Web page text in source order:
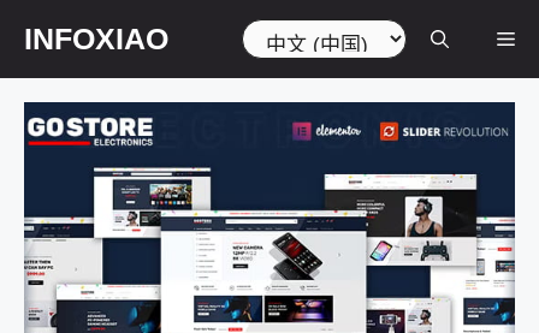
内
INFOXIAO 菜
选
择
语